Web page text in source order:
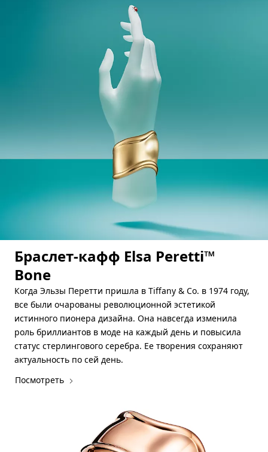
Браслет-кафф Elsa Peretti™
Bone
Когда Эльзы Перетти пришла в Tiffany & Co. в 1974 году,
все были очарованы революционной эстетикой
истинного пионера дизайна. Она навсегда изменила
роль бриллиантов в моде на каждый день и повысила
статус стерлингового серебра. Ее творения сохраняют
актуальность по сей день.
Посмотреть